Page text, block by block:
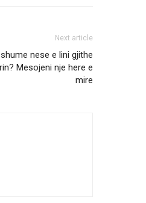
Next article
nese e lini gjithe
Mesojeni nje here e
mire